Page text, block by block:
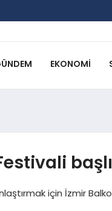
EKONOMI
için İzmir